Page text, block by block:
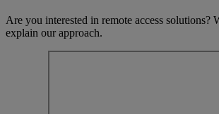
Are you interested in remote access solutions?
explain our approach.